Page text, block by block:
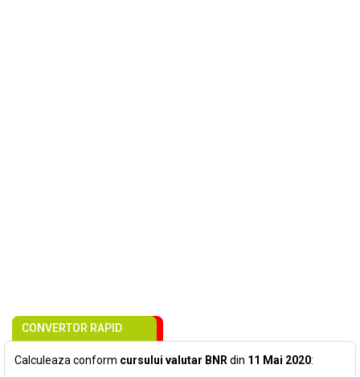
CONVERTOR RAPID
Calculeaza conform cursului valutar BNR din 11 Mai 2020: